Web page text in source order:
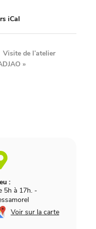
iCal
:
5h à 17h. -
Voir sur la carte
Visite de l’atelier
»